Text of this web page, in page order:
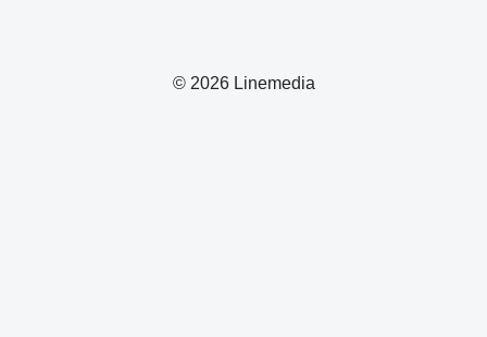
© 2026 Linemedia